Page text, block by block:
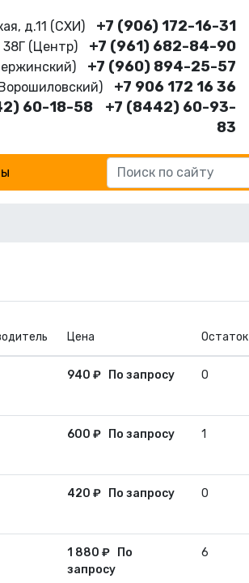
д.11 (CХИ) +7 (906) 172-16-31
38Г (Центр) +7 (961) 682-84-90
+7 (960) 894-25-57
+7 906 172 16 36
60-18-58
+7 (8442) 60-93-
83
Цена Остаток
940 ₽ По запросу 0
600 ₽ По запросу 1
420 ₽ По запросу 0
1 880 ₽
По
запросу
6